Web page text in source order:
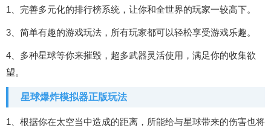
1、完善多元化的排行榜系统，让你和全世界的玩家一较高下。
3、简单有趣的游戏玩法，所有玩家都可以轻松享受游戏乐趣。
4、多种星球等你来摧毁，超多武器灵活使用，满足你的收集欲
望。
星球爆炸模拟器正版玩法
1、根据你在太空当中造成的距离，所能给与星球带来的伤害也将